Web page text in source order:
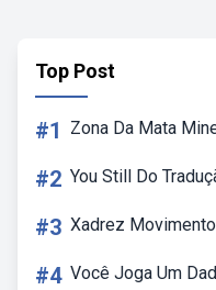
Top Post
#1 Zona Da Mata
#2 You Still Do
#3 Xadrez
#4 Você Joga Um